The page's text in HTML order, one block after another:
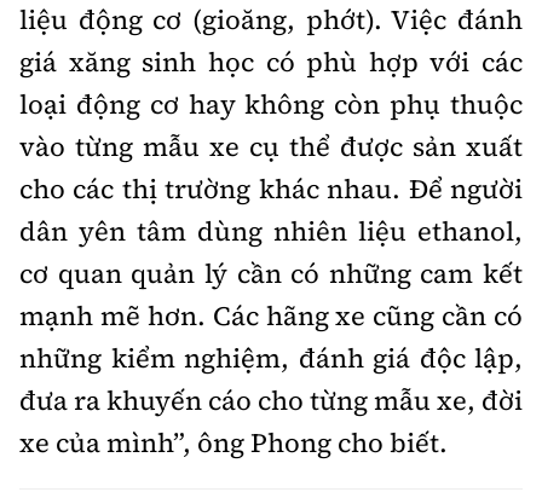
liệu động cơ (gioăng, phớt). Việc đánh
giá xăng sinh học có phù hợp với các
loại động cơ hay không còn phụ thuộc
vào từng mẫu xe cụ thể được sản xuất
cho các thị trường khác nhau. Để người
dân yên tâm dùng nhiên liệu ethanol,
cơ quan quản lý cần có những cam kết
mạnh mẽ hơn. Các hãng xe cũng cần có
những kiểm nghiệm, đánh giá độc lập,
đưa ra khuyến cáo cho từng mẫu xe, đời
xe của mình”, ông Phong cho biết.